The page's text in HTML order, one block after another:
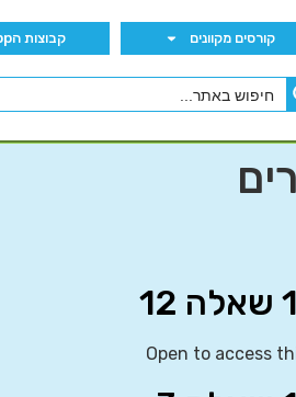
קורסים מקוונים קבוצות הWhatsApp
Open to access